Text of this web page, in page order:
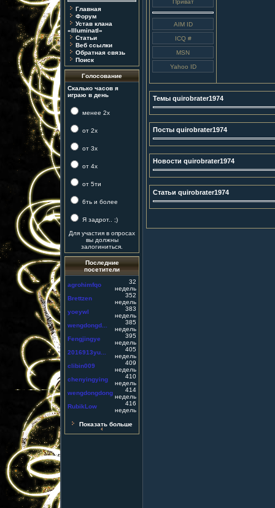
Главная
Форум
Устав клана
«IlluminatI»
Статьи
Веб ссылки
Обратная связь
Поиск
Голосование
Скалько часов я
играю в день
менее 2х
от 2х
от 3х
от 4х
от 5ти
6ть и более
Я задрот.. ;)
Для участия в опросах
вы должны
залогиниться.
Последние
посетители
agrohimfqo
32
недель
Brettzen
352
недель
yoeywl
383
недель
wengdongd...
385
недель
Fengjingye
395
недель
2016913yu...
405
недель
clibin009
409
недель
chenyingying
410
недель
wengdongdong
414
недель
RubikLow
416
недель
Показать больше
Темы quirobrater1974
Посты quirobrater1974
Новости quirobrater1974
Статьи quirobrater1974